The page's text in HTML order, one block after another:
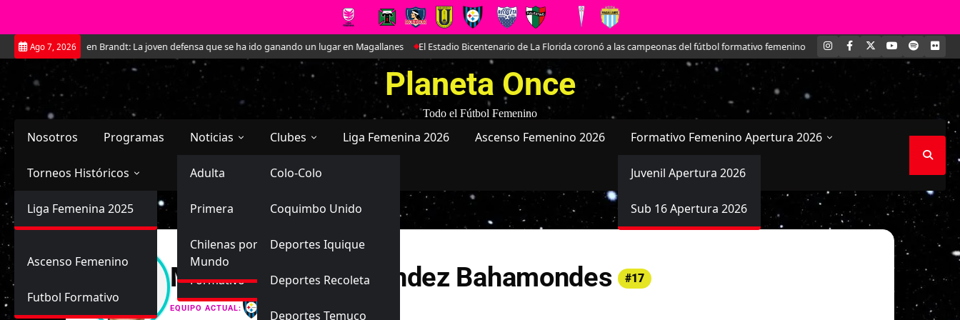
Saltar
al
contenido
Ago 7, 2026
Kathleen Brandt: La joven defensa que se ha ido ganando un lugar en Magallanes El Estadio Bicentenario de La Florida coronó a las campeonas del fútbol formativo femenino Conversamos en exclusiva con
INSTAGRAM
FACEBOOK YOUTUBE
SPOTIFY
Planeta Once
Todo el Fútbol Femenino
Nosotros Programas Noticias
Selección Chilena
Adulta
Sub-20
Sub-17
Futbol Nacional
Primera
Ascenso
Formativo
Futbol Internacional
Chilenas por el
Mundo
Clubes
Primera
Colo-Colo
Coquimbo Unido
Deportes Iquique
Deportes Recoleta
Deportes Temuco
Ascenso
Liga Femenina 2026 Ascenso Femenino 2026 Formativo Femenino Apertura 2026
Juvenil Apertura 2026
Sub 16 Apertura 2026
Torneos Históricos
Primera División
Femenina
Liga Femenina 2025
Ascenso Femenino
Futbol Formativo
Melisa Antonia Méndez Bahamondes #17
EQUIPO ACTUAL: Huachipato